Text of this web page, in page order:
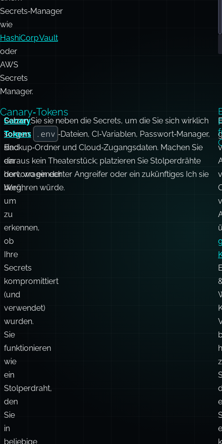
Secrets‑Manager
wie
HashiCorp Vault
oder
AWS
Secrets
Manager.
Canary‑Tokens
Canary
Tokens
sind
ein
hervorragender
Weg,
um
zu
erkennen,
ob
Ihre
Secrets
kompromittiert
(und
verwendet)
wurden.
Sie
funktionieren
wie
ein
Stolperdraht,
den
Sie
in
beliebige
Setzen Sie sie neben die Secrets, um die Sie sich wirklich
sorgen:
.env ‑Dateien, CI‑Variablen, Passwort‑Manager,
Backup‑Ordner und Cloud‑Zugangsdaten. Machen Sie
daraus kein Theaterstück; platzieren Sie Stolperdrähte
dort, wo ein echter Angreifer oder ein zukünftiges Ich sie
berühren würde.